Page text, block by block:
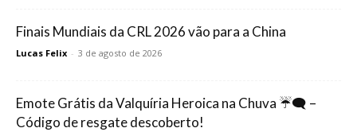
Finais Mundiais da CRL 2026 vão para a China
Lucas Felix - 3 de agosto de 2026
Emote Grátis da Valquíria Heroica na Chuva ☔🗨️ –
Código de resgate descoberto!